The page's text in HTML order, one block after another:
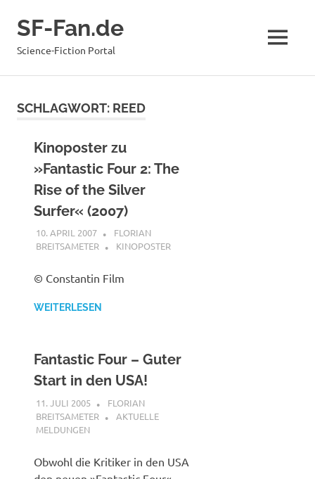
InhaltSF-Fan.de
Science-Fiction Portal MENÜ
SCHLAGWORT: REED
Kinoposter zu
»Fantastic Four 2: The
Rise of the Silver
Surfer« (2007)
10. APRIL 2007
FLORIAN
BREITSAMETER
KINOPOSTER
© Constantin Film
WEITERLESEN
Fantastic Four – Guter
Start in den USA!
11. JULI 2005
FLORIAN
BREITSAMETER
AKTUELLE
MELDUNGEN
Obwohl die Kritiker in den USA